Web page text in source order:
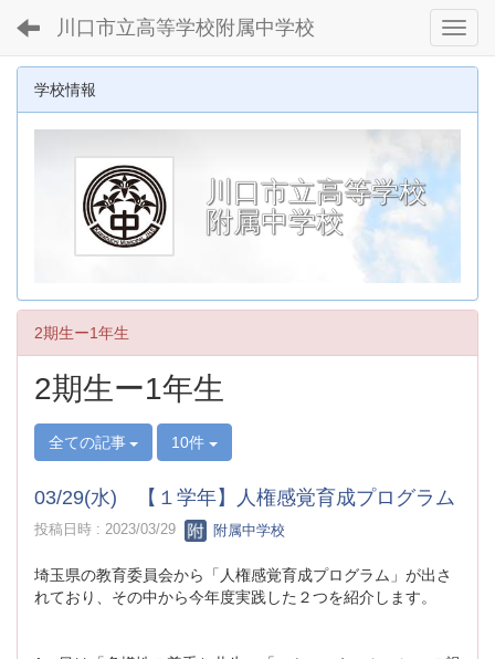
川口市立高等学校附属中学校
学校情報
川口市立高等学校
附属中学校
2期生ー1年生
2期生ー1年生
全ての記事 10件
03/29(水) 【１学年】人権感覚育成プログラム
投稿日時 : 2023/03/29 附属中学校
埼玉県の教育委員会から「人権感覚育成プログラム」が出さ
れており、その中から今年度実践した２つを紹介します。